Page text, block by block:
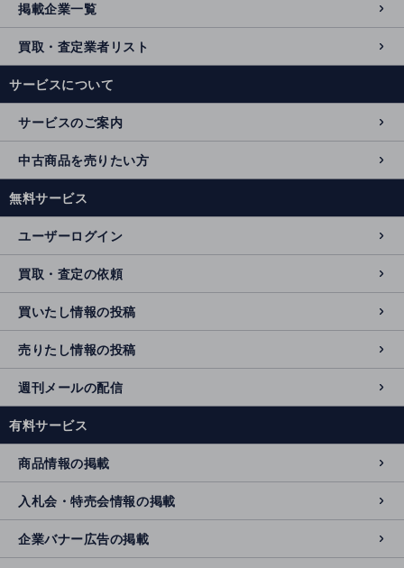
掲載企業一覧
買取・査定業者リスト
サービスについて
サービスのご案内
中古商品を売りたい方
無料サービス
ユーザーログイン
買取・査定の依頼
買いたし情報の投稿
売りたし情報の投稿
週刊メールの配信
有料サービス
商品情報の掲載
入札会・特売会情報の掲載
企業バナー広告の掲載